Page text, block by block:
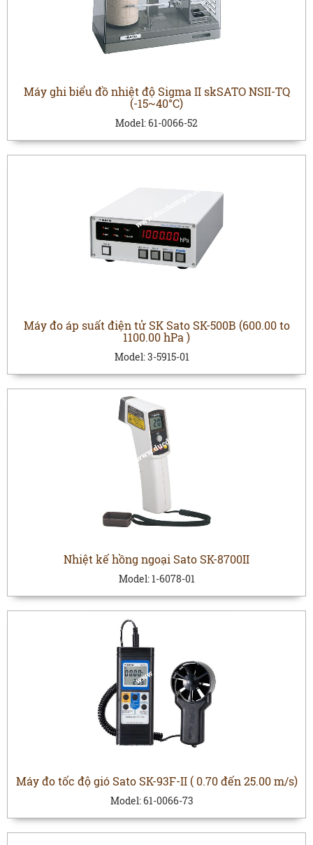
Máy ghi biểu đồ nhiệt độ Sigma II skSATO NSII-TQ
(-15~40°C)
Model:61-0066-52
Máy đo áp suất điện tử SK Sato SK-500B (600.00 to
1100.00 hPa )
Model:3-5915-01
Nhiệt kế hồng ngoại Sato SK-8700II
Model:1-6078-01
Máy đo tốc độ gió Sato SK-93F-II ( 0.70 đến 25.00 m/s)
Model:61-0066-73